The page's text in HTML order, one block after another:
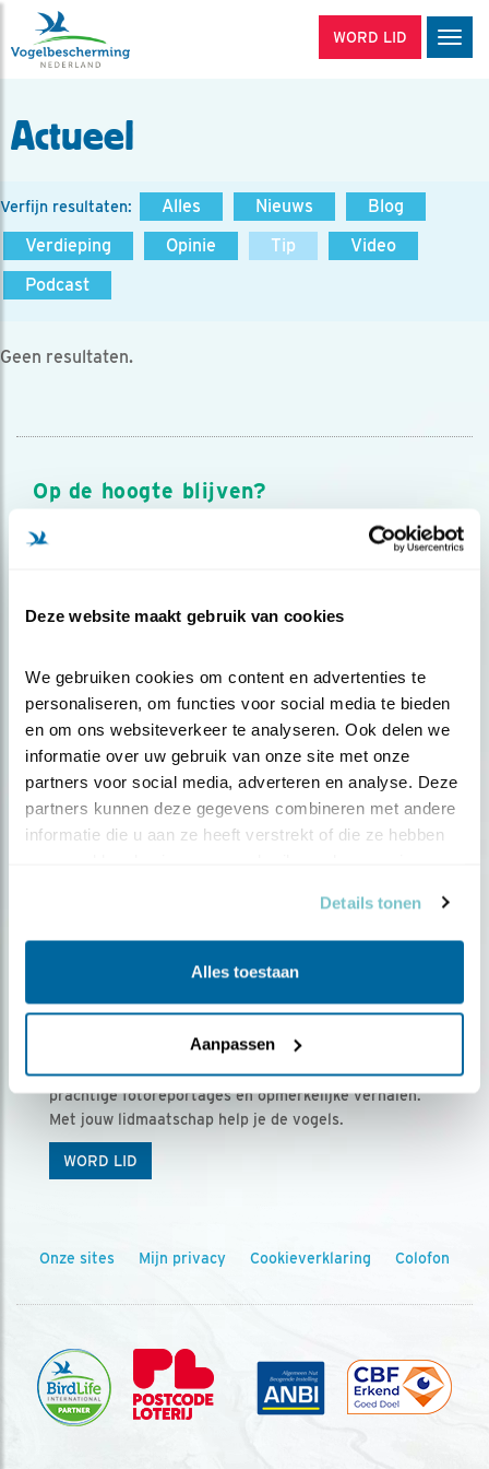
Deze website maakt gebruik van cookies
We gebruiken cookies om content en advertenties te
personaliseren, om functies voor social media te bieden
en om ons websiteverkeer te analyseren. Ook delen we
informatie over uw gebruik van onze site met onze
partners voor social media, adverteren en analyse. Deze
partners kunnen deze gegevens combineren met andere
informatie die u aan ze heeft verstrekt of die ze hebben
Details tonen
Alles toestaan
Aanpassen
WORD LID
Actueel
Verfijn resultaten: Alles Nieuws
Blog
Verdieping
Opinie Tip
Video
Podcast
Geen resultaten.
Op de hoogte blijven?
Meld je aan en ontvang nieuws, inspiratie, acties en tips
over vogels en activiteiten van Vogelbescherming.
Ontvang 5 x Vogels voor € 36,00 per jaar
Vogels is het tijdschrift voor onze leden, met
prachtige fotoreportages en opmerkelijke verhalen.
Met jouw lidmaatschap help je de vogels.
WORD LID
Onze sites Mijn privacy Cookieverklaring Colofon